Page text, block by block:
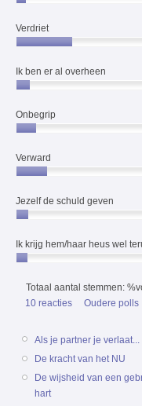
Verdriet
Ik ben er al overheen
Onbegrip
Verward
Jezelf de schuld geven
Ik krijg hem/haar heus wel
Totaal aantal stemmen:
10 reacties
Oudere polls
Als je partner je verlaat...
De kracht van het NU
De wijsheid van een
hart